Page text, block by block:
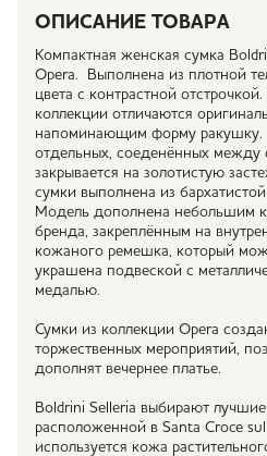
ОПИСАНИЕ ТОВАРА
Компактная женская сумка
Opera. Выполнена из плотной
цвета с контрастной
коллекции отличаются
напоминающим форму ракушку.
отдельных, соеденённых между
закрывается на золотистую
сумки выполнена из
Модель дополнена небольшим
бренда, закреплённым на
кожаного ремешка, который
украшена подвеской с
медалью.
Сумки из коллекции Opera
торжественных мероприятий,
дополнят вечернее платье.
Boldrini Selleria выбирают
расположенной в Santa Croce
используется кожа